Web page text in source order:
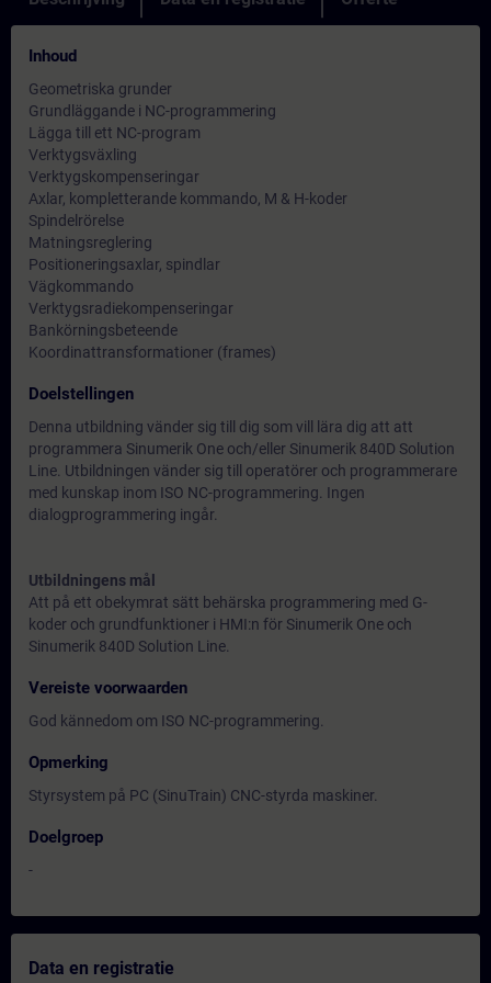
Inhoud
Geometriska grunder
Grundläggande i NC-programmering
Lägga till ett NC-program
Verktygsväxling
Verktygskompenseringar
Axlar, kompletterande kommando, M & H-koder
Spindelrörelse
Matningsreglering
Positioneringsaxlar, spindlar
Vägkommando
Verktygsradiekompenseringar
Bankörningsbeteende
Koordinattransformationer (frames)
Doelstellingen
Denna utbildning vänder sig till dig som vill lära dig att att
programmera Sinumerik One och/eller Sinumerik 840D Solution
Line. Utbildningen vänder sig till operatörer och programmerare
med kunskap inom ISO NC-programmering. Ingen
dialogprogrammering ingår.
Utbildningens mål
Att på ett obekymrat sätt behärska programmering med G-
koder och grundfunktioner i HMI:n för Sinumerik One och
Sinumerik 840D Solution Line.
Vereiste voorwaarden
God kännedom om ISO NC-programmering.
Opmerking
Styrsystem på PC (SinuTrain) CNC-styrda maskiner.
Doelgroep
-
Data en registratie